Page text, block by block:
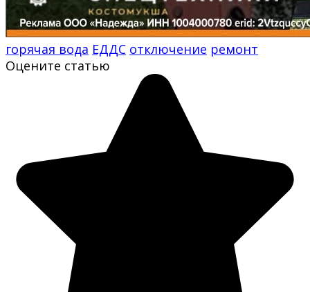
горячая вода ЕДДС отключение ремонт
Оцените статью